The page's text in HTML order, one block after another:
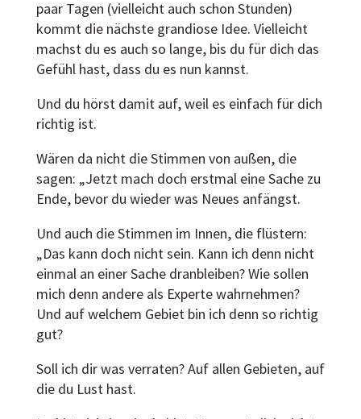
paar Tagen (vielleicht auch schon Stunden)
kommt die nächste grandiose Idee. Vielleicht
machst du es auch so lange, bis du für dich das
Gefühl hast, dass du es nun kannst.
Und du hörst damit auf, weil es einfach für dich
richtig ist.
Wären da nicht die Stimmen von außen, die
sagen: „Jetzt mach doch erstmal eine Sache zu
Ende, bevor du wieder was Neues anfängst.
Und auch die Stimmen im Innen, die flüstern:
„Das kann doch nicht sein. Kann ich denn nicht
einmal an einer Sache dranbleiben? Wie sollen
mich denn andere als Experte wahrnehmen?
Und auf welchem Gebiet bin ich denn so richtig
gut?
Soll ich dir was verraten? Auf allen Gebieten, auf
die du Lust hast.